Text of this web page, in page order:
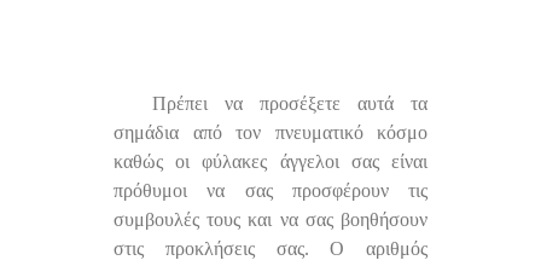
Πρέπει να προσέξετε αυτά τα
σημάδια από τον πνευματικό κόσμο
καθώς οι φύλακες άγγελοι σας είναι
πρόθυμοι να σας προσφέρουν τις
συμβουλές τους και να σας βοηθήσουν
στις προκλήσεις σας. Ο αριθμός